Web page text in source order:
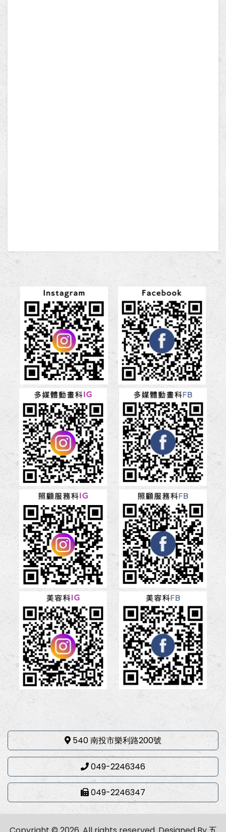
540 南投市樂利路200號
049-2246346
049-2246347